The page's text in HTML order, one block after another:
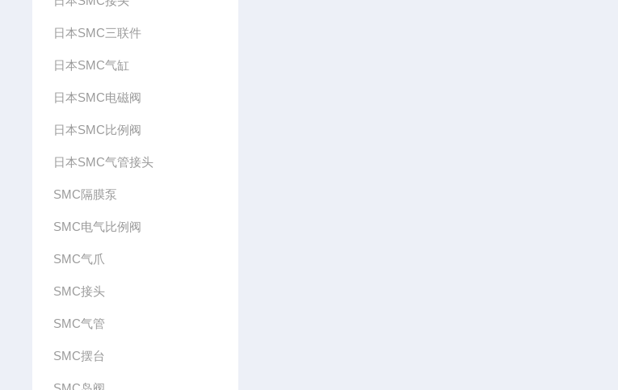
日本SMC三联件
日本SMC气缸
日本SMC电磁阀
日本SMC比例阀
日本SMC气管接头
SMC隔膜泵
SMC电气比例阀
SMC气爪
SMC接头
SMC气管
SMC摆台